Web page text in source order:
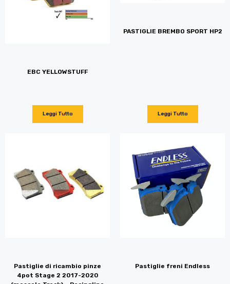
EBC YELLOWSTUFF
Leggi Tutto
PASTIGLIE BREMBO SPORT HP2
Leggi Tutto
Pastiglie di ricambio pinze
4pot Stage 2 2017-2020
Pastiglie freni Endless